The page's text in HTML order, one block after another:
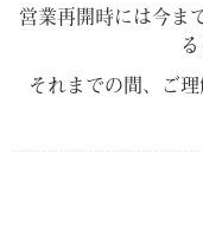
営業再開時には今ま
それまでの間、ご